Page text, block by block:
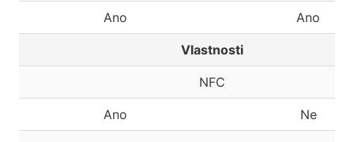
Ano Ano
Vlastnosti
NFC
Ano Ne